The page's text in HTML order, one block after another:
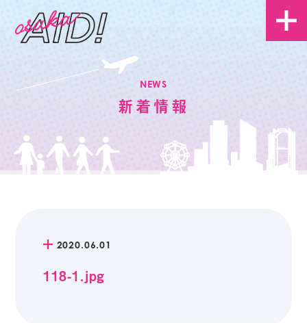
NEWS
新着情報
2020.06.01
118-1.jpg